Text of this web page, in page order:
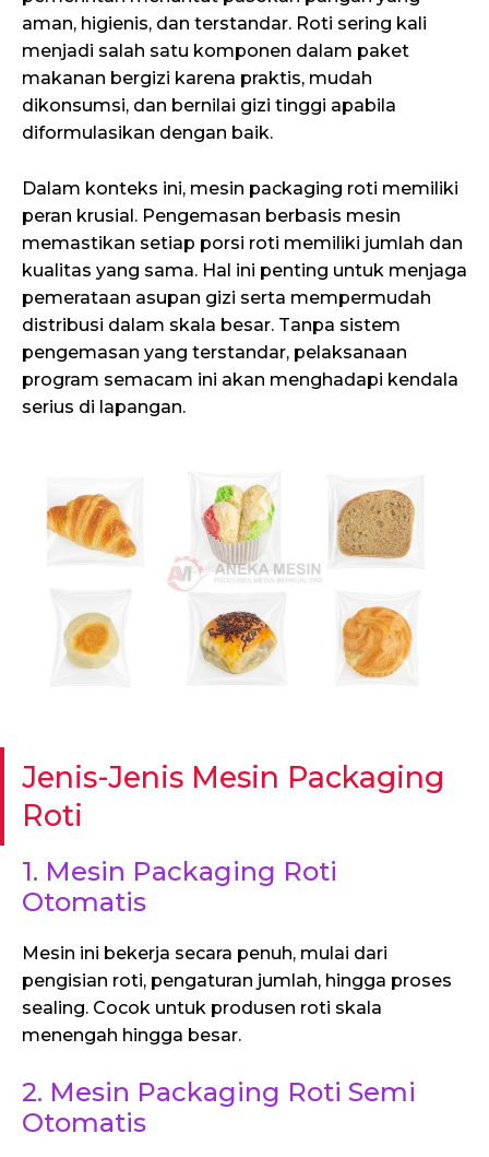
aman, higienis, dan terstandar. Roti sering kali
menjadi salah satu komponen dalam paket
makanan bergizi karena praktis, mudah
dikonsumsi, dan bernilai gizi tinggi apabila
diformulasikan dengan baik.
Dalam konteks ini, mesin packaging roti memiliki
peran krusial. Pengemasan berbasis mesin
memastikan setiap porsi roti memiliki jumlah dan
kualitas yang sama. Hal ini penting untuk menjaga
pemerataan asupan gizi serta mempermudah
distribusi dalam skala besar. Tanpa sistem
pengemasan yang terstandar, pelaksanaan
program semacam ini akan menghadapi kendala
serius di lapangan.
Jenis-Jenis Mesin Packaging
Roti
1. Mesin Packaging Roti
Otomatis
Mesin ini bekerja secara penuh, mulai dari
pengisian roti, pengaturan jumlah, hingga proses
sealing. Cocok untuk produsen roti skala
menengah hingga besar.
2. Mesin Packaging Roti Semi
Otomatis